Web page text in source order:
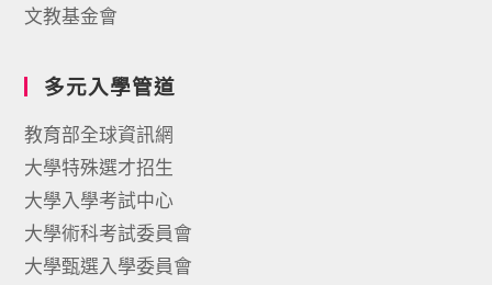
文教基金會
多元入學管道
教育部全球資訊網
大學特殊選才招生
大學入學考試中心
大學術科考試委員會
大學甄選入學委員會